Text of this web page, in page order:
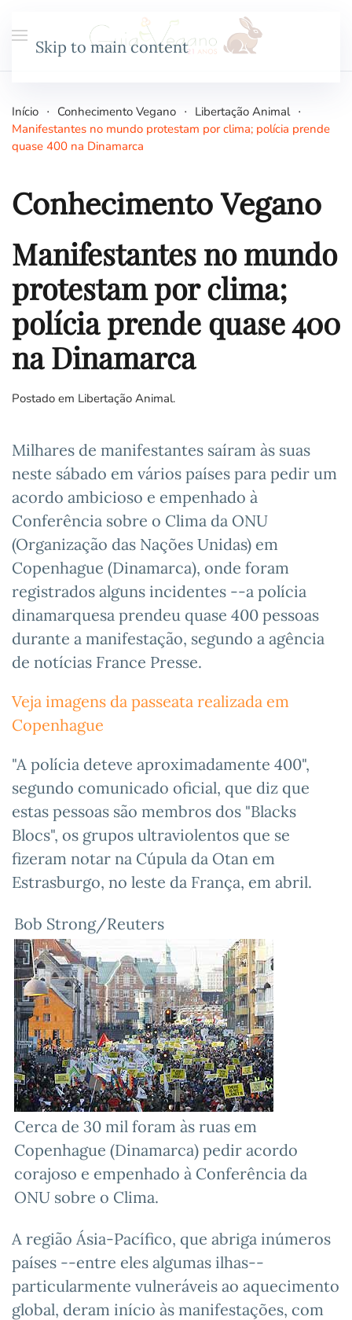
Skip to main content
Início Conhecimento Vegano
Libertação Animal
Manifestantes no mundo protestam por clima; polícia prende
quase 400 na Dinamarca
Conhecimento Vegano
Manifestantes no mundo
protestam por clima;
polícia prende quase 400
na Dinamarca
Postado em Libertação Animal.
Milhares de manifestantes saíram às suas
neste sábado em vários países para pedir um
acordo ambicioso e empenhado à
Conferência sobre o Clima da ONU
(Organização das Nações Unidas) em
Copenhague (Dinamarca), onde foram
registrados alguns incidentes --a polícia
dinamarquesa prendeu quase 400 pessoas
durante a manifestação, segundo a agência
de notícias France Presse.
Veja imagens da passeata realizada em
Copenhague
"A polícia deteve aproximadamente 400",
segundo comunicado oficial, que diz que
estas pessoas são membros dos "Blacks
Blocs", os grupos ultraviolentos que se
fizeram notar na Cúpula da Otan em
Estrasburgo, no leste da França, em abril.
Bob Strong/Reuters
Cerca de 30 mil foram às ruas em
Copenhague (Dinamarca) pedir acordo
corajoso e empenhado à Conferência da
ONU sobre o Clima.
A região Ásia-Pacífico, que abriga inúmeros
países --entre eles algumas ilhas--
particularmente vulneráveis ao aquecimento
global, deram início às manifestações, com